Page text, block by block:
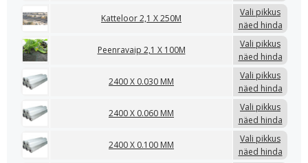
Katteloor 2,1 X 250M
Vali pikkus
näed hinda
Peenravaip 2,1 X 100M
Vali pikkus
näed hinda
2400 X 0.030 MM
Vali pikkus
näed hinda
2400 X 0.060 MM
Vali pikkus
näed hinda
2400 X 0.100 MM
Vali pikkus
näed hinda